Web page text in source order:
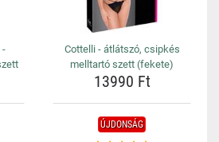
-
Cottelli - átlátszó, csipkés
melltartó szett (fekete)
13990 Ft
ÚJDONSÁG